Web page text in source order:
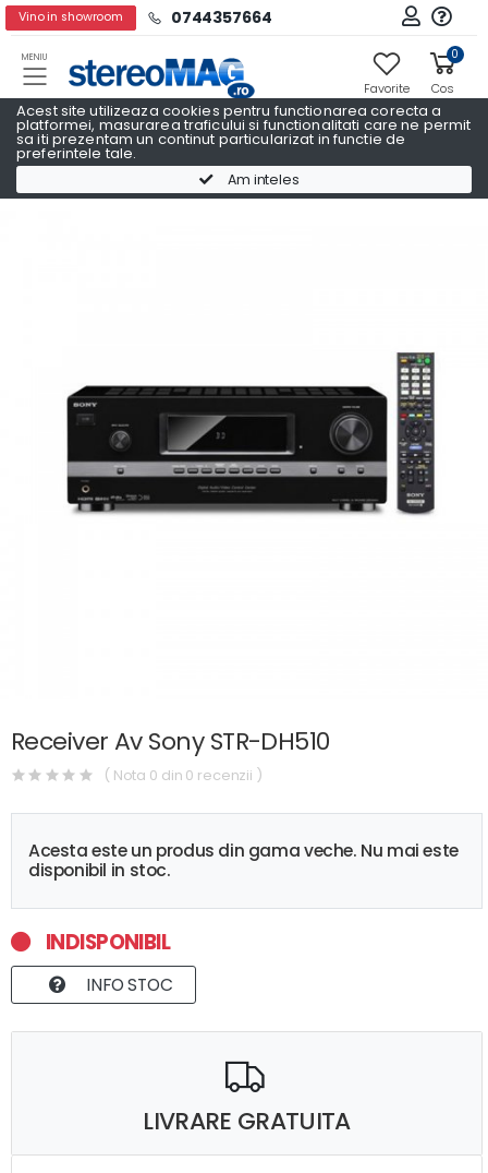
Acest site utilizeaza cookies pentru functionarea corecta a
platformei, masurarea traficului si functionalitati care ne permit
sa iti prezentam un continut particularizat in functie de
preferintele tale.
Am inteles
Vino in showroom 0744357664
MENIU
Favorite
0
Cos
Receivere AV SONY
Receiver Av Sony STR-DH510
( Nota 0 din 0 recenzii )
Acesta este un produs din gama veche. Nu mai este
disponibil in stoc.
INDISPONIBIL
INFO STOC
LIVRARE GRATUITA